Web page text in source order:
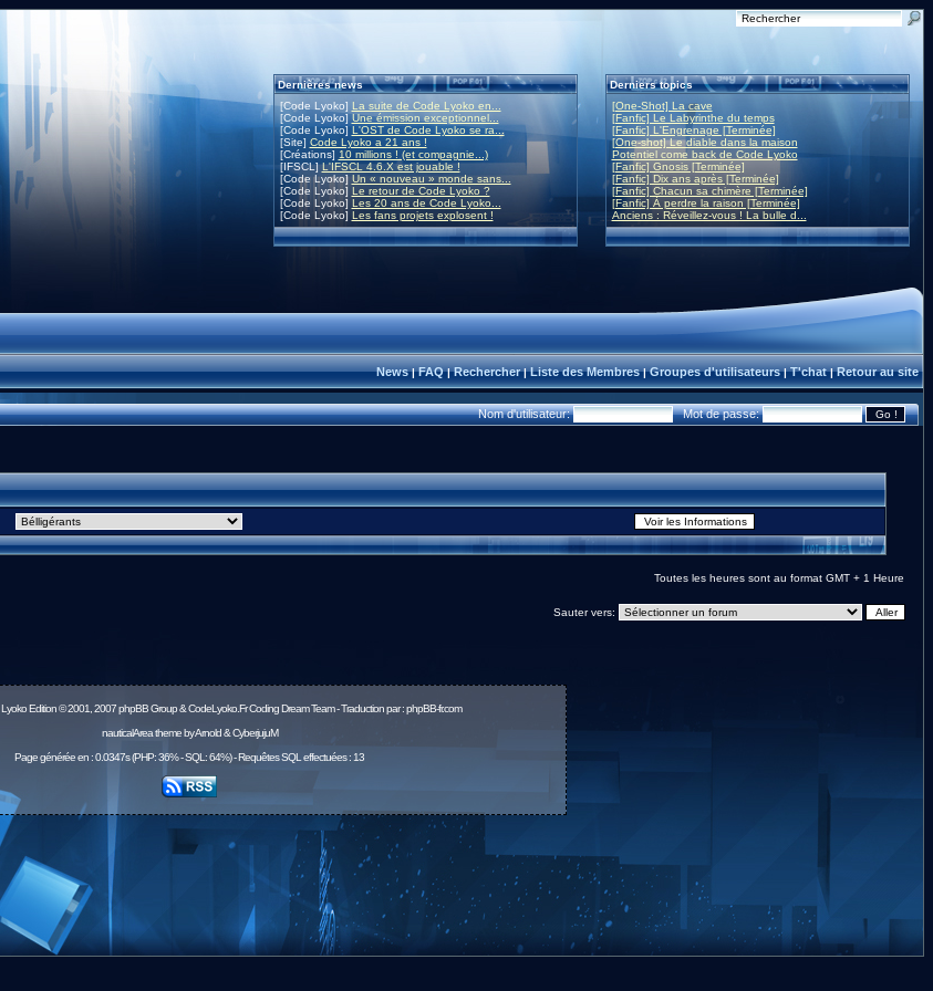
Dernières news
[Code Lyoko] La suite de Code Lyoko en...
[Code Lyoko]Une émission exceptionnel...
[Code Lyoko] L'OST de Code Lyoko se ra...
[Site] Code Lyoko a 21 ans !
[Créations] 10 millions ! (et compagnie...)
[IFSCL]L'IFSCL 4.6.X est jouable !
[Code Lyoko] Un « nouveau » monde sans...
[Code Lyoko] Le retour de Code Lyoko ?
[Code Lyoko] Les 20 ans de Code Lyoko...
[Code Lyoko] Les fans projets explosent !
Derniers topics
[One-Shot] La cave
[Fanfic] Le Labyrinthe du temps
[Fanfic] L'Engrenage [Terminée]
[One-shot] Le diable dans la maison
Potentiel come back de Code Lyoko
[Fanfic] Gnosis [Terminée]
[Fanfic] Dix ans après [Terminée]
[Fanfic] Chacun sa chimère [Terminée]
[Fanfic] À perdre la raison [Terminée]
Anciens : Réveillez-vous ! La bulle d...
News|FAQ|Rechercher|Liste des Membres|Groupes d'utilisateurs|T'chat|Retour au site
Nom d'utilisateur: Mot de passe:
Toutes les heures sont au format GMT + 1 Heure
Sauter vers:
Lyoko Edition © 2001, 2007 phpBB Group & CodeLyoko.Fr Coding Dream Team - Traduction par :phpBB-fr.com
nauticalArea theme by Arnold & CyberjujuM
Page générée en : 0.0347s (PHP: 36% - SQL: 64%) - Requêtes SQL effectuées : 13